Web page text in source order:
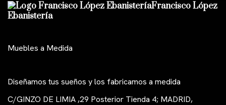
Francisco López
Ebanistería
Muebles a Medida
Diseñamos tus sueños y los fabricamos a medida
C/GINZO DE LIMIA ,29 Posterior Tienda 4; MADRID,